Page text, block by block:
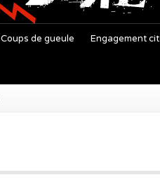
Coups de gueule Engagement